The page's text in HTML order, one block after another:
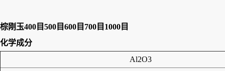
棕刚玉400目500目600目700目1000目
化学成分
Al2O3